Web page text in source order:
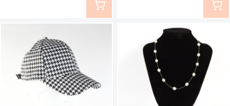
găsești accesoriile care te reprezintă, să le comanzi și
noi ne vom asigura că vor ajuta la tine la timp!